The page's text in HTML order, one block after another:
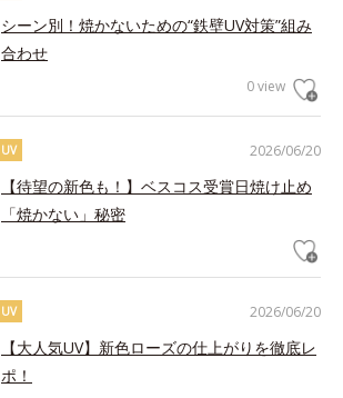
シーン別！焼かないための“鉄壁UV対策”組み
合わせ
0 view
2026/06/20
UV
【待望の新色も！】ベスコス受賞日焼け止め
「焼かない」秘密
2026/06/20
UV
【大人気UV】新色ローズの仕上がりを徹底レ
ポ！